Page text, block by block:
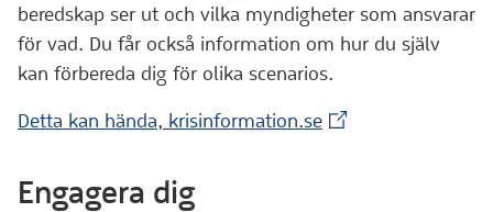
beredskap ser ut och vilka myndigheter som ansvarar
för vad. Du får också information om hur du själv
kan förbereda dig för olika scenarios.
Detta kan hända, krisinformation.se(Extern webbplats)
Engagera dig